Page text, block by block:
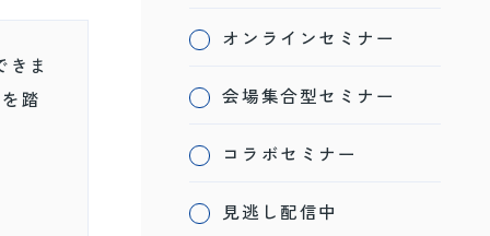
きま
踏
オンラインセミナー
会場集合型セミナー
コラボセミナー
見逃し配信中